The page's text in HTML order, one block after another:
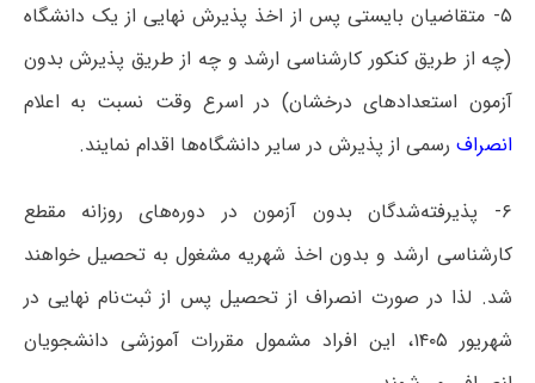
۵- متقاضیان بایستی پس از اخذ پذیرش نهایی از یک دانشگاه
(چه از طریق کنکور کارشناسی ارشد و چه از طریق پذیرش بدون
آزمون استعدادهای درخشان) در اسرع وقت نسبت به اعلام
انصراف رسمی از پذیرش در سایر دانشگاه‌ها اقدام نمایند.
۶- پذیرفته‌شدگان بدون آزمون در دوره‌های روزانه مقطع
کارشناسی ارشد و بدون اخذ شهریه مشغول به تحصیل خواهند
شد. لذا در صورت انصراف از تحصیل پس از ثبت‌نام نهایی در
شهریور ۱۴۰۵، این افراد مشمول مقررات آموزشی دانشجویان